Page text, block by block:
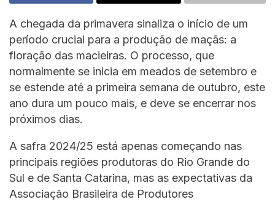
A chegada da primavera sinaliza o início de um
período crucial para a produção de maçãs: a
floração das macieiras. O processo, que
normalmente se inicia em meados de setembro e
se estende até a primeira semana de outubro, este
ano dura um pouco mais, e deve se encerrar nos
próximos dias.
A safra 2024/25 está apenas começando nas
principais regiões produtoras do Rio Grande do
Sul e de Santa Catarina, mas as expectativas da
Associação Brasileira de Produtores